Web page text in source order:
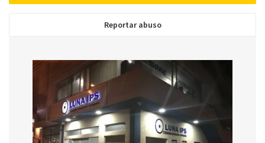
Reportar abuso